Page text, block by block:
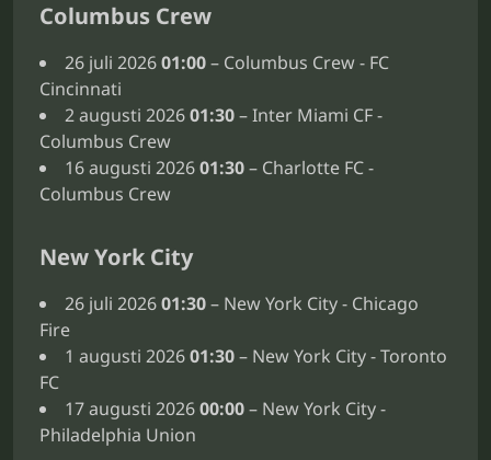
Columbus Crew
26 juli 202601:00– Columbus Crew - FC
Cincinnati
2 augusti 202601:30– Inter Miami CF -
Columbus Crew
16 augusti 202601:30– Charlotte FC -
Columbus Crew
New York City
26 juli 202601:30– New York City - Chicago
Fire
1 augusti 202601:30– New York City - Toronto
FC
17 augusti 202600:00– New York City -
Philadelphia Union